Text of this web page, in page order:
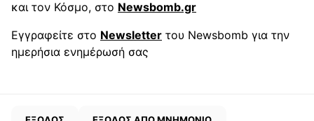
και τον Κόσμο, στο Newsbomb.gr
Εγγραφείτε στο Newsletter του Newsbomb για την
ημερήσια ενημέρωσή σας